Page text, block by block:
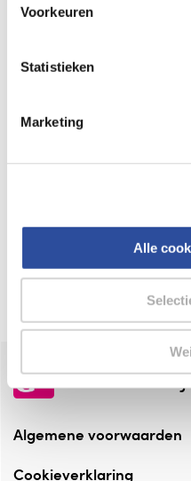
gegevensverwerking staat
Voorkeuren
Statistieken
Marketing
Alle
Online aanbieder
webshop mag
⁠Verantwoorde
Altijd onze folder
Check onze
de
Algemene voorwaarden
Cookieverklaring